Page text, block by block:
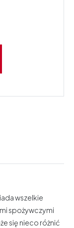
wszelkie
spożywczymi
się nieco różnić